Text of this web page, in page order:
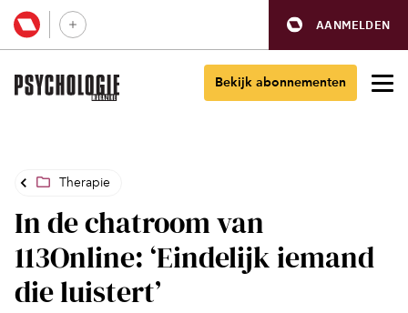
AANMELDEN
Bekijk abonnementen
Therapie
In de chatroom van
113Online: ‘Eindelijk iemand
die luistert’